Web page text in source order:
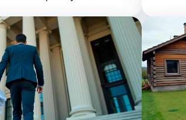
с отказом в
новых минимальных
узнаете, какие
теперь считаются
закон повлияет на
ИЖС и какие схемы
не работают, чтобы